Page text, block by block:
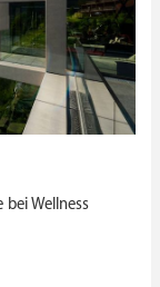
Wellness